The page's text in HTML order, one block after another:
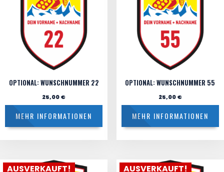
OPTIONAL: WUNSCHNUMMER 22
25,00€
MEHR INFORMATIONEN
OPTIONAL: WUNSCHNUMMER 55
25,00€
MEHR INFORMATIONEN
AUSVERKAUFT! AUSVERKAUFT!